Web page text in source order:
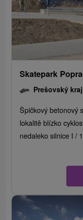
Skatepark
Prešovský
Špičkový betonový
lokalitě blízko
nedaleko silnice I /